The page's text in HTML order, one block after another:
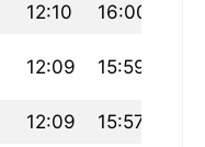
12:10 16:00
12:09 15:59
12:09 15:57